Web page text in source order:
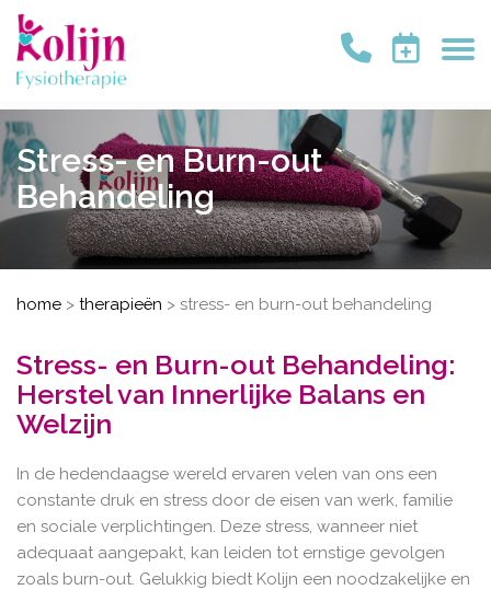
Stress- en Burn-out
Behandeling
home > therapieën > stress- en burn-out behandeling
Stress- en Burn-out Behandeling:
Herstel van Innerlijke Balans en
Welzijn
In de hedendaagse wereld ervaren velen van ons een
constante druk en stress door de eisen van werk, familie
en sociale verplichtingen. Deze stress, wanneer niet
adequaat aangepakt, kan leiden tot ernstige gevolgen
zoals burn-out. Gelukkig biedt Kolijn een noodzakelijke en